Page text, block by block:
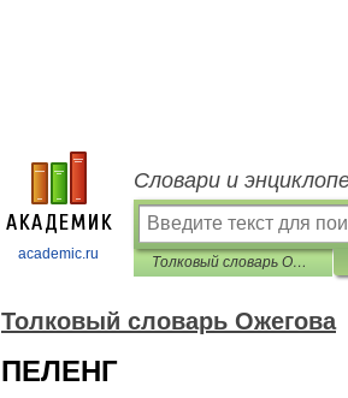
academic.ru
Словари и
Толковый словарь Ожегова
Толковый словарь Ожегова
ПЕЛЕНГ